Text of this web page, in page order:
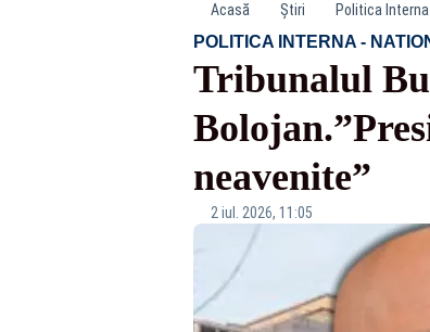
Acasă Știri Politica
POLITICA INTERNA -
Tribunalul
neavenite”
2 iul. 2026, 11:05